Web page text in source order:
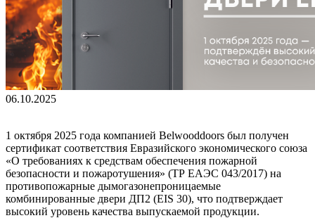
06.10.2025
1 октября 2025 года компанией Belwooddoors был получен
сертификат соответствия Евразийского экономического союза
«О требованиях к средствам обеспечения пожарной
безопасности и пожаротушения» (ТР ЕАЭС 043/2017) на
противопожарные дымогазонепроницаемые
комбинированные двери ДП2 (EIS 30), что подтверждает
высокий уровень качества выпускаемой продукции.